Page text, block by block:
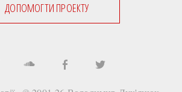
ДОПОМОГТИ ПРОЕКТУ